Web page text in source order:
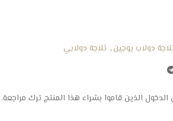
دولاب يوجين, ثلاجة دولابي
الذين قاموا بشراء هذا المنتج ترك مراجعة.